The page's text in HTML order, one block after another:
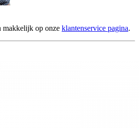
makkelijk op onze klantenservice pagina.